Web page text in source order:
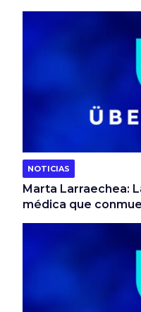
NOTICIAS
Marta Larraechea:
médica que